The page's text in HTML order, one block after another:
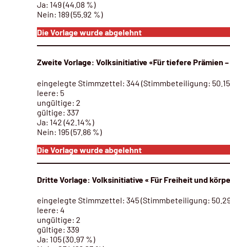
Ja: 149 (44.08 %)
Nein: 189 (55.92 %)
Die Vorlage wurde abgelehnt
Zweite Vorlage: Volksinitiative «Für tiefere Prämien
eingelegte Stimmzettel: 344 (Stimmbeteiligung:
leere: 5
ungültige: 2
gültige: 337
Ja: 142 (42.14%)
Nein: 195 (57.86 %)
Die Vorlage wurde abgelehnt
Dritte Vorlage: Volksinitiative « Für Freiheit und
eingelegte Stimmzettel: 345 (Stimmbeteiligung:
leere: 4
ungültige: 2
gültige: 339
Ja: 105 (30.97 %)